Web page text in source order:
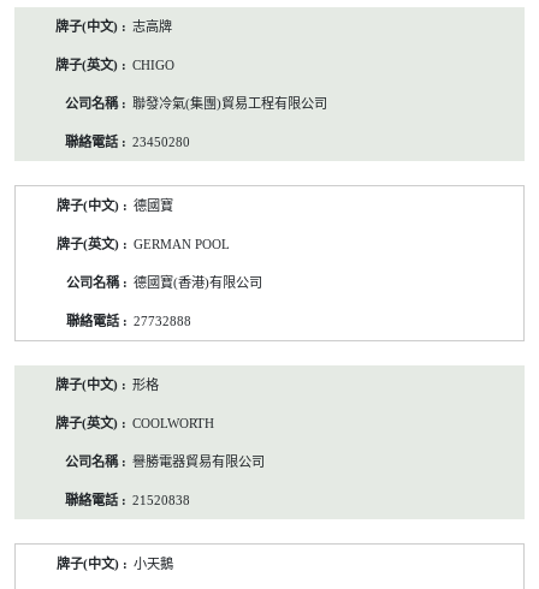
志高牌
CHIGO
聯發冷氣(集團)貿易工程有限公司
23450280
德國寶
GERMAN POOL
德國寶(香港)有限公司
27732888
形格
COOLWORTH
譽勝電器貿易有限公司
21520838
小天鵝